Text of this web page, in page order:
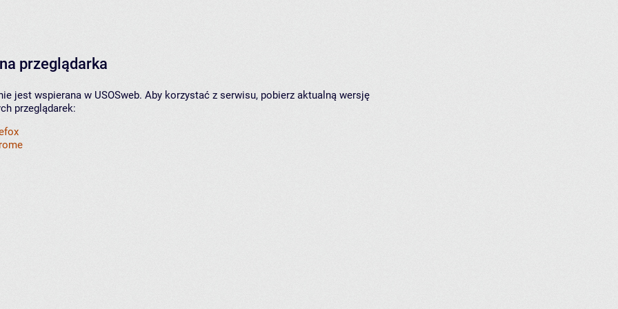
przeglądarka
jest wspierana w USOSweb. Aby korzystać z serwisu, pobierz aktualną wersję
przeglądarek: